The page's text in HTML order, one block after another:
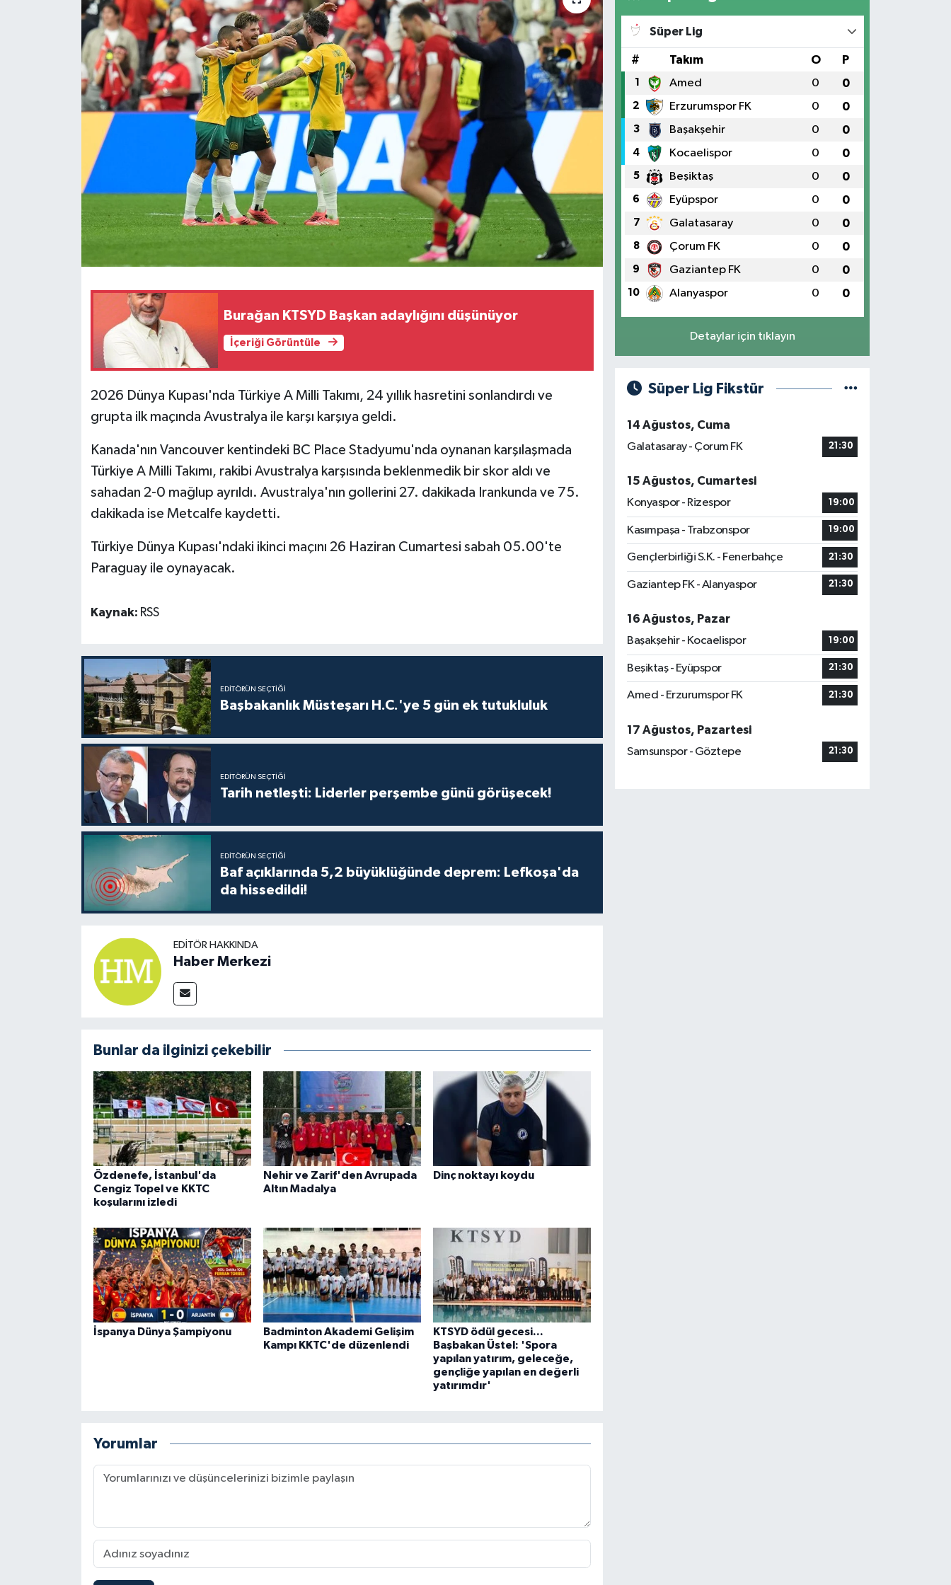
Burağan KTSYD Başkan adaylığını düşünüyor
İçeriği Görüntüle
2026 Dünya Kupası'nda Türkiye A Milli Takımı, 24 yıllık hasretini sonlandırdı ve
grupta ilk maçında Avustralya ile karşı karşıya geldi.
Kanada'nın Vancouver kentindeki BC Place Stadyumu'nda oynanan karşılaşmada
Türkiye A Milli Takımı, rakibi Avustralya karşısında beklenmedik bir skor aldı ve
sahadan 2-0 mağlup ayrıldı. Avustralya'nın gollerini 27. dakikada Irankunda ve 75.
dakikada ise Metcalfe kaydetti.
Türkiye Dünya Kupası'ndaki ikinci maçını 26 Haziran Cumartesi sabah 05.00'te
Paraguay ile oynayacak.
Kaynak: RSS
EDITÖRÜN SEÇTIĞI
Başbakanlık Müsteşarı H.C.'ye 5 gün ek tutukluluk
EDITÖRÜN SEÇTIĞI
Tarih netleşti: Liderler perşembe günü görüşecek!
EDITÖRÜN SEÇTIĞI
Baf açıklarında 5,2 büyüklüğünde deprem: Lefkoşa'da
da hissedildi!
EDITÖR HAKKINDA
Haber Merkezi
Bunlar da ilginizi çekebilir
Özdenefe, İstanbul'da
Cengiz Topel ve KKTC
koşularını izledi
Nehir ve Zarif'den Avrupada
Altın Madalya
Dinç noktayı koydu
İspanya Dünya Şampiyonu
Badminton Akademi Gelişim
Kampı KKTC'de düzenlendi
KTSYD ödül gecesi...
Başbakan Üstel: 'Spora
yapılan yatırım, geleceğe,
gençliğe yapılan en değerli
yatırımdır'
Yorumlar
Süper Lig
# Takım O P
1 Amed 0 0
2 Erzurumspor FK 0 0
3 Başakşehir 0 0
4 Kocaelispor 0 0
5 Beşiktaş 0 0
6 Eyüpspor 0 0
7 Galatasaray 0 0
8 Çorum FK 0 0
9 Gaziantep FK 0 0
10 Alanyaspor 0 0
Detaylar için tıklayın
Süper Lig Fikstür
14 Ağustos, Cuma
Galatasaray - Çorum FK
21:30
15 Ağustos, Cumartesi
Konyaspor - Rizespor
19:00
Kasımpaşa - Trabzonspor 19:00
Gençlerbirliği S.K. - Fenerbahçe 21:30
Gaziantep FK - Alanyaspor 21:30
16 Ağustos, Pazar
Başakşehir - Kocaelispor
19:00
Beşiktaş - Eyüpspor 21:30
Amed - Erzurumspor FK 21:30
17 Ağustos, Pazartesi
Samsunspor - Göztepe
21:30
ESENTEPE
GAZİMAĞUSA
GÜNEY KIBRIS
KÜLTÜR SANAT
ÖZEL HABER